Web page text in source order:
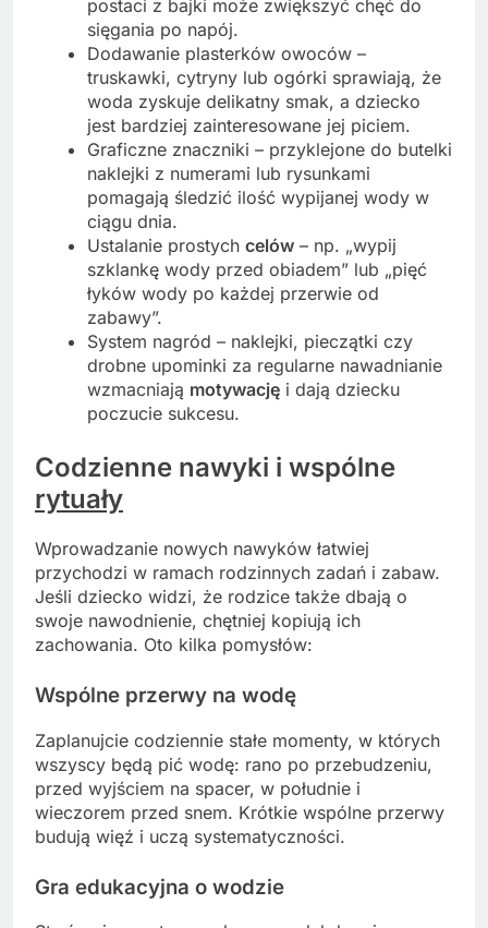
postaci z bajki może zwiększyć chęć do
sięgania po napój.
Dodawanie plasterków owoców –
truskawki, cytryny lub ogórki sprawiają, że
woda zyskuje delikatny smak, a dziecko
jest bardziej zainteresowane jej piciem.
Graficzne znaczniki – przyklejone do butelki
naklejki z numerami lub rysunkami
pomagają śledzić ilość wypijanej wody w
ciągu dnia.
Ustalanie prostych celów – np. „wypij
szklankę wody przed obiadem” lub „pięć
łyków wody po każdej przerwie od
zabawy”.
System nagród – naklejki, pieczątki czy
drobne upominki za regularne nawadnianie
wzmacniają motywację i dają dziecku
poczucie sukcesu.
Codzienne nawyki i wspólne
rytuały
Wprowadzanie nowych nawyków łatwiej
przychodzi w ramach rodzinnych zadań i zabaw.
Jeśli dziecko widzi, że rodzice także dbają o
swoje nawodnienie, chętniej kopiują ich
zachowania. Oto kilka pomysłów:
Wspólne przerwy na wodę
Zaplanujcie codziennie stałe momenty, w których
wszyscy będą pić wodę: rano po przebudzeniu,
przed wyjściem na spacer, w południe i
wieczorem przed snem. Krótkie wspólne przerwy
budują więź i uczą systematyczności.
Gra edukacyjna o wodzie